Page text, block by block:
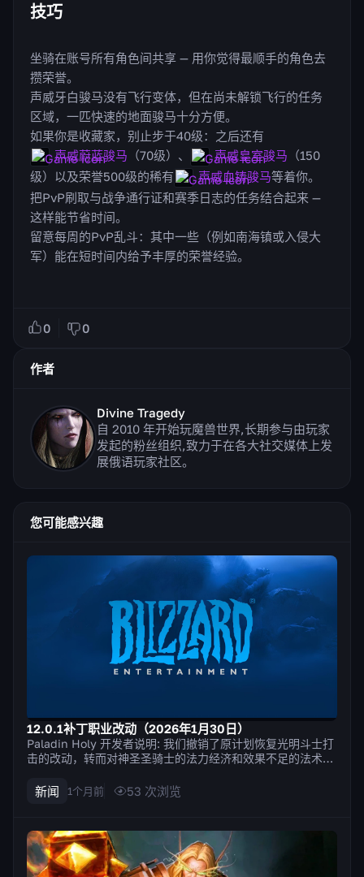
技巧
坐骑在账号所有角色间共享 — 用你觉得最顺手的角色去
攒荣誉。
声威牙白骏马没有飞行变体，但在尚未解锁飞行的任务
区域，一匹快速的地面骏马十分方便。
如果你是收藏家，别止步于40级：之后还有
声威蔚蓝骏马 （70级）、 声威皇室骏马 （150
级）以及荣誉500级的稀有
声威血铸骏马等着你。
把PvP刷取与战争通行证和赛季日志的任务结合起来 —
这样能节省时间。
留意每周的PvP乱斗：其中一些（例如南海镇或入侵大
军）能在短时间内给予丰厚的荣誉经验。
0 0
作者
Divine Tragedy
自 2010 年开始玩魔兽世界,长期参与由玩家
发起的粉丝组织,致力于在各大社交媒体上发
展俄语玩家社区。
您可能感兴趣
12.0.1补丁职业改动（2026年1月30日）
Paladin Holy 开发者说明: 我们撤销了原计划恢复光明斗士打
击的改动，转而对神圣圣骑士的法力经济和效果不足的法术进
术来达到类似的效果；也就是说，在不过度破坏玩家所喜爱的
熟悉玩法的前提下，为玩法增添多样性。感谢大家的反馈！ 圣
新闻 1个月前 53 次浏览